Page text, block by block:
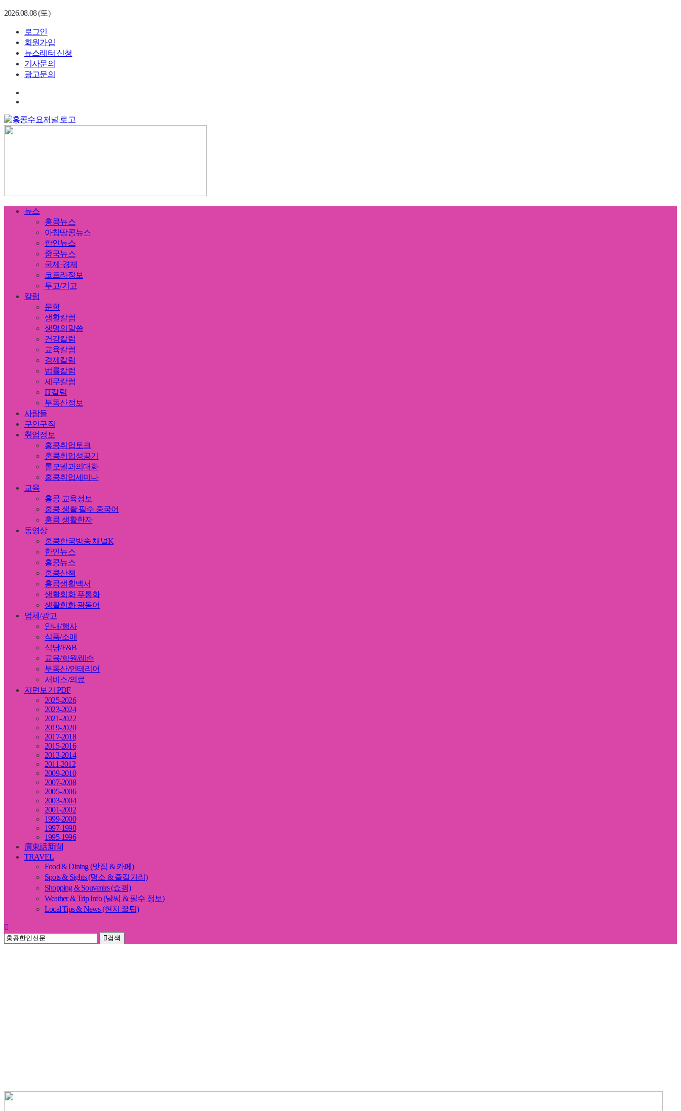
2026.08.08 (토)
로그인
회원가입
뉴스레터 신청
기사문의
광고문의
뉴스
홍콩뉴스
아침땅콩뉴스
한인뉴스
중국뉴스
국제·경제
코트라정보
투고/기고
칼럼
문학
생활칼럼
생명의말씀
건강칼럼
교육칼럼
경제칼럼
법률칼럼
세무칼럼
IT칼럼
부동산정보
사람들
구인구직
취업정보
홍콩취업토크
홍콩취업성공기
롤모델과의대화
홍콩취업세미나
교육
홍콩 교육정보
홍콩 생활 필수 중국어
홍콩 생활한자
동영상
홍콩한국방송 채널K
한인뉴스
홍콩뉴스
홍콩산책
홍콩생활백서
생활회화 푸통화
생활회화 광동어
업체/광고
안내/행사
식품/소매
식당/F&B
교육/학원/레슨
부동산/인테리어
서비스/의료
지면보기 PDF
2025-2026
2023-2024
2021-2022
2019-2020
2017-2018
2015-2016
2013-2014
2011-2012
2009-2010
2007-2008
2005-2006
2003-2004
2001-2002
1999-2000
1997-1998
1995-1996
廣東話新聞
TRAVEL
Food & Dining (맛집 & 카페)
Spots & Sights (명소 & 즐길거리)
Shopping & Souvenirs (쇼핑)
Weather & Trip Info (날씨 & 필수 정보)
Local Tips & News (현지 꿀팁)
검색